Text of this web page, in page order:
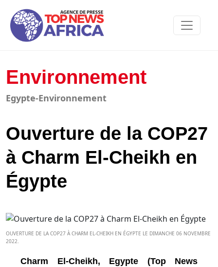
Environnement
Egypte-Environnement
Ouverture de la COP27
à Charm El-Cheikh en
Égypte
OUVERTURE DE LA COP27 À CHARM EL-CHEIKH EN ÉGYPTE LE DIMANCHE 06 NOVEMBRE
2022.
Charm El-Cheikh, Egypte (Top News